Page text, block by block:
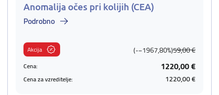
Anomalija očes pri kolijih (CEA)
Podrobno
Akcija (-−1967,80%)59,00 €
Cena: 1220,00 €
Cena za vzreditelje: 1220,00 €